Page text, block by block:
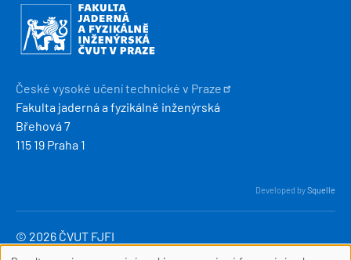
Obrázek
České vysoké učení technické v Praze
Fakulta jaderná a fyzikálně inženýrská
Břehová 7
115 19 Praha 1
Developed bySquelle
© 2026 ČVUT FJFI
webmaster
cvut cz